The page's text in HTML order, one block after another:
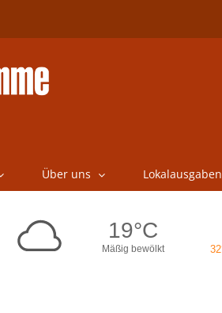
Über uns Lokalausgaben